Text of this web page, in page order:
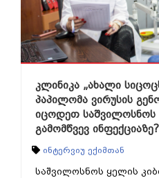
კლინიკა „ახალი
პაპილომა ვირუსის
იცოდეთ საშვილოსნოს
გამომწვევ ინფექციაზე?
ინტერვიუ ექიმთან
საშვილოსნოს ყელის